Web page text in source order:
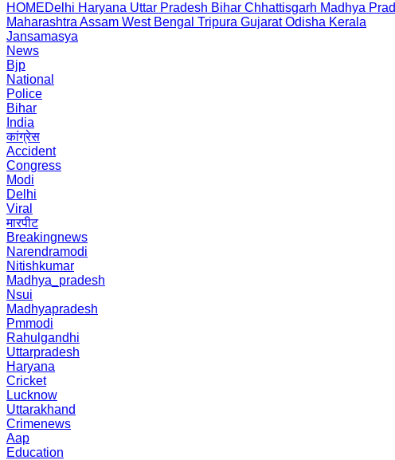
HOMEDelhi Haryana Uttar Pradesh Bihar Chhattisgarh Madhya
Maharashtra Assam West Bengal Tripura Gujarat Odisha Kerala
Jansamasya
News
Bjp
National
Police
Bihar
India
कांग्रेस
Accident
Congress
Modi
Delhi
Viral
मारपीट
Breakingnews
Narendramodi
Nitishkumar
Madhya_pradesh
Nsui
Madhyapradesh
Pmmodi
Rahulgandhi
Uttarpradesh
Haryana
Cricket
Lucknow
Uttarakhand
Crimenews
Aap
Education